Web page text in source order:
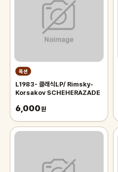
옥션
L1983- 클래식LP/ Rimsky-
Korsakov SCHEHERAZADE
6,000원